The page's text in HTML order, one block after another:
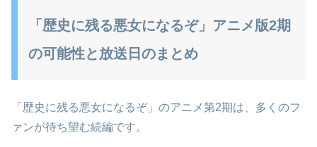
「歴史に残る悪女になるぞ」アニメ版2期
の可能性と放送日のまとめ
「歴史に残る悪女になるぞ」のアニメ第2期は、多くのフ
ァンが待ち望む続編です。